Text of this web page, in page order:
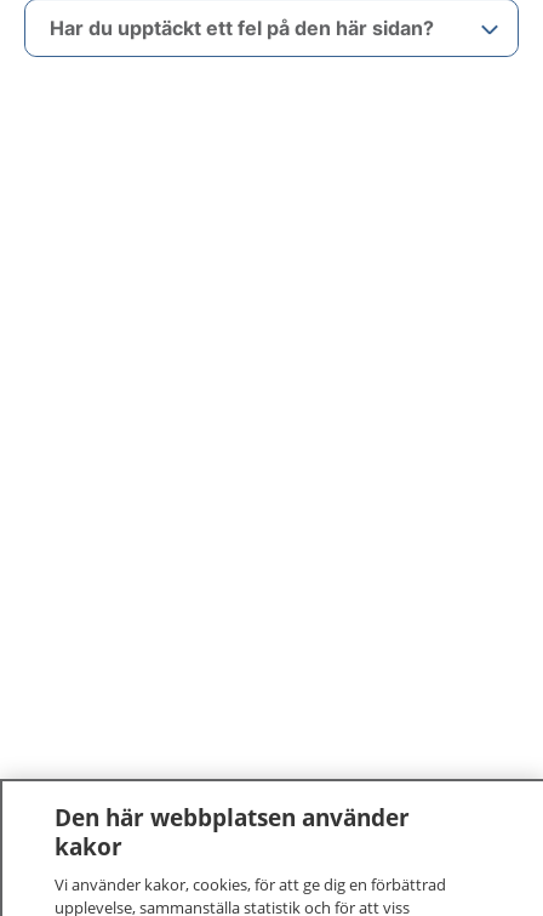
Har du upptäckt ett fel på den här sidan?
Den här webbplatsen använder
kakor
Vi använder kakor, cookies, för att ge dig en förbättrad
upplevelse, sammanställa statistik och för att viss